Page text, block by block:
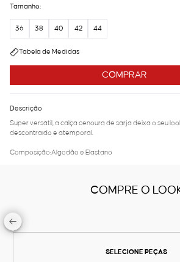
COMPRAR
Tamanho:
36 38 40 42 44
Tabela de Medidas
Descrição
Super versátil, a calça cenoura de sarja deixa o seu
descontraído e atemporal.
Composição:Algodão e Elastano
COMPRE O
SELECIONE PEÇAS